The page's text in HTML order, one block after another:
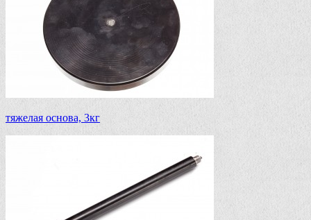
тяжелая основа, 3кг